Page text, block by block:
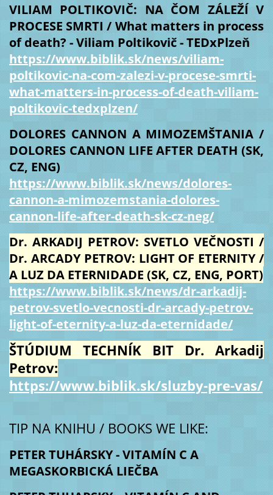
VILIAM POLTIKOVIČ: NA ČOM ZÁLEŽÍ V
PROCESE SMRTI / What matters in process
of death? - Viliam Poltikovič - TEDxPlzeň
https://www.biblik.sk/news/viliam-
poltikovic-na-com-zalezi-v-procese-smrti-
what-matters-in-process-of-death-viliam-
poltikovic-tedxplzen/
DOLORES CANNON A MIMOZEMŠTANIA /
DOLORES CANNON LIFE AFTER DEATH (SK,
CZ, ENG)
https://www.biblik.sk/news/dolores-
cannon-a-mimozemstania-dolores-
cannon-life-after-death-sk-cz-neg/
Dr. ARKADIJ PETROV: SVETLO VEČNOSTI /
Dr. ARCADY PETROV: LIGHT OF ETERNITY /
A LUZ DA ETERNIDADE (SK, CZ, ENG, PORT)
https://www.biblik.sk/news/dr-arkadij-
petrov-svetlo-vecnosti-dr-arcady-petrov-
light-of-eternity-a-luz-da-eternidade/
ŠTÚDIUM TECHNÍK BIT Dr. Arkadij
Petrov:
https://www.biblik.sk/sluzby-pre-vas/
TIP NA KNIHU / BOOKS WE LIKE:
PETER TUHÁRSKY - VITAMÍN C A
MEGASKORBICKÁ LIEČBA